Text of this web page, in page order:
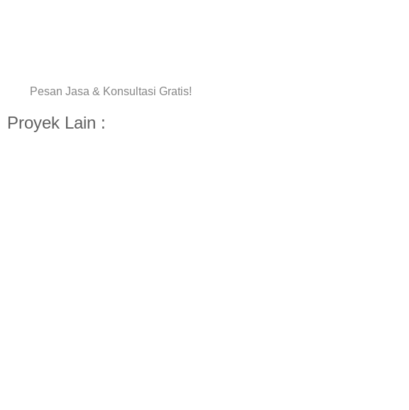
Pesan Jasa & Konsultasi Gratis!
Proyek Lain :